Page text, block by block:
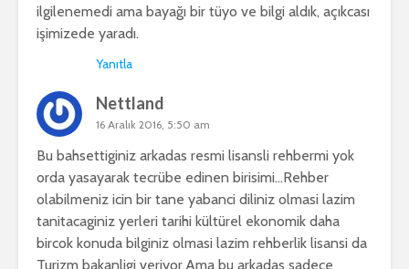
ilgilenemedi ama bayağı bir tüyo ve bilgi aldık, açıkcası
işimizede yaradı.
Yanıtla
Nettland
16 Aralık 2016, 5:50 am
Bu bahsettiginiz arkadas resmi lisansli rehbermi yok
orda yasayarak tecrübe edinen birisimi…Rehber
olabilmeniz icin bir tane yabanci diliniz olmasi lazim
tanitacaginiz yerleri tarihi kültürel ekonomik daha
bircok konuda bilginiz olmasi lazim rehberlik lisansi da
Turizm bakanligi veriyor.Ama bu arkadas sadece